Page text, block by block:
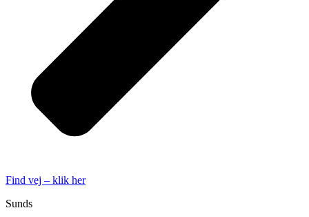
Find vej – klik her
Sunds